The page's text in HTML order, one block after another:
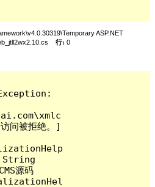
ASP.NET
行: 0
被拒绝。]
String
源码